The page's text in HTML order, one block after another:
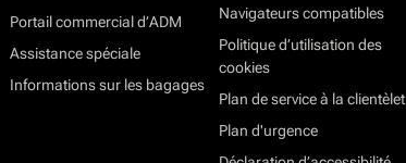
Portail commercial d’ADM
Assistance spéciale
Informations sur les bagages
Navigateurs compatibles
Politique d’utilisation des
cookies
Plan de service à la clientèlet
Plan d'urgence